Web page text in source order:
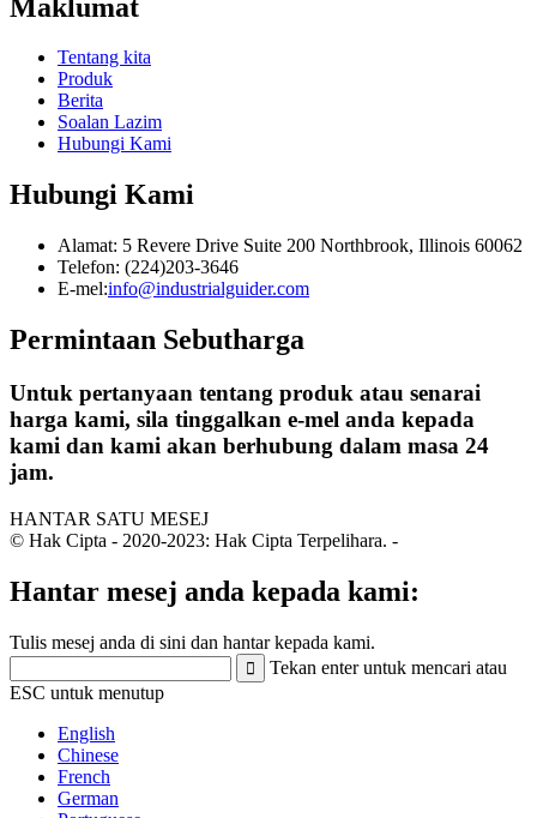
Maklumat
Tentang kita
Produk
Berita
Soalan Lazim
Hubungi Kami
Hubungi Kami
Alamat: 5 Revere Drive Suite 200 Northbrook, Illinois 60062
Telefon: (224)203-3646
E-mel:info@industrialguider.com
Permintaan Sebutharga
Untuk pertanyaan tentang produk atau senarai
harga kami, sila tinggalkan e-mel anda kepada
kami dan kami akan berhubung dalam masa 24
jam.
HANTAR SATU MESEJ
© Hak Cipta - 2020-2023: Hak Cipta Terpelihara. -
Hantar mesej anda kepada kami:
Tulis mesej anda di sini dan hantar kepada kami.
Tekan enter untuk mencari atau
ESC untuk menutup
English
Chinese
French
German